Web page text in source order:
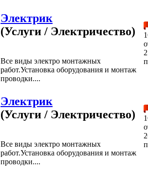
Электрик
(Услуги / Электричество)
Все виды электро монтажных
работ.Установка оборудования и монтаж
проводки....
Электрик
(Услуги / Электричество)
Все виды электро монтажных
работ.Установка оборудования и монтаж
проводки....